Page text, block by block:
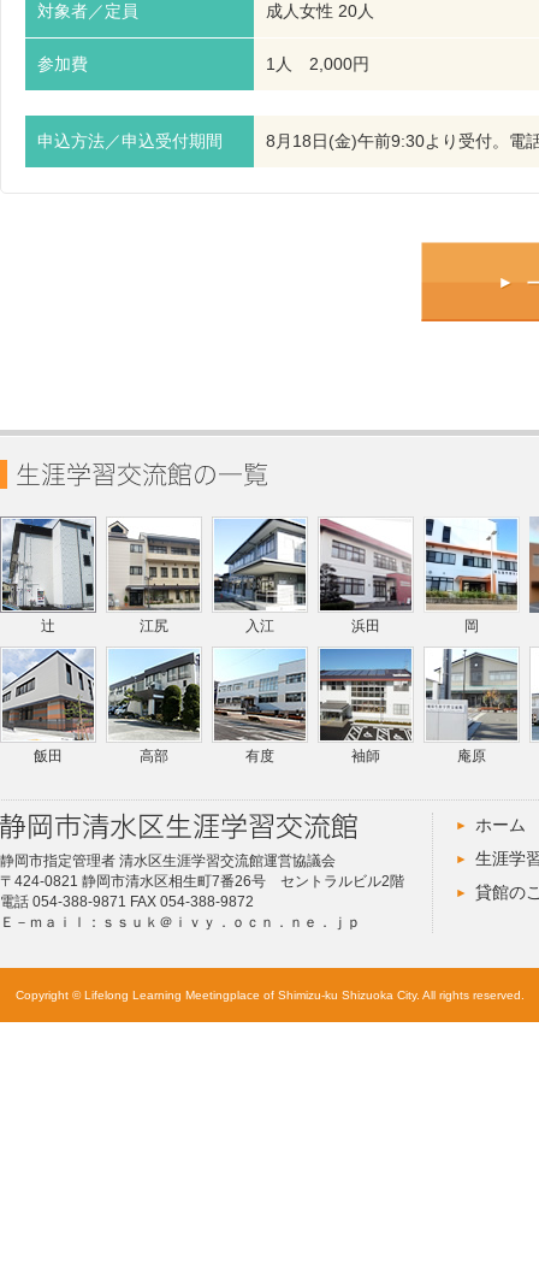
対象者／定員 成人女性 20人
参加費 1人 2,000円
申込方法／申込受付期間 8月18日(金)午前9:30より受付。電
辻 江尻 入江 浜田 岡
飯田 高部 有度 袖師 庵原
静岡市指定管理者 清水区生涯学習交流館運営協議会
〒424-0821 静岡市清水区相生町7番26号 セントラルビル2階
電話 054-388-9871 FAX 054-388-9872
Ｅ－ｍａｉｌ：ｓｓｕｋ＠ｉｖｙ．ｏｃｎ．ｎｅ．ｊｐ
ホーム
生涯学
貸館の
Copyright © Lifelong Learning Meetingplace of Shimizu-ku Shizuoka City. All rights reserved.